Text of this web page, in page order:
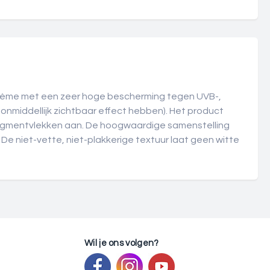
met een zeer hoge bescherming tegen UVB-,
zichtbaar effect hebben). Het product
aan. De hoogwaardige samenstelling
De niet-vette, niet-plakkerige textuur laat geen witte
Wil je ons volgen?